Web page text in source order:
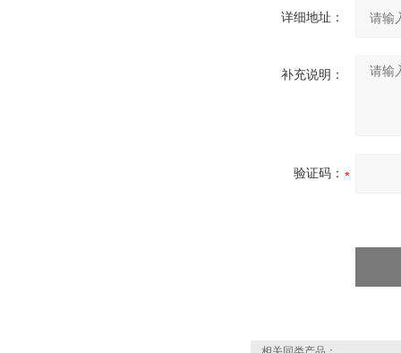
详细地址：
补充说明：
验证码：